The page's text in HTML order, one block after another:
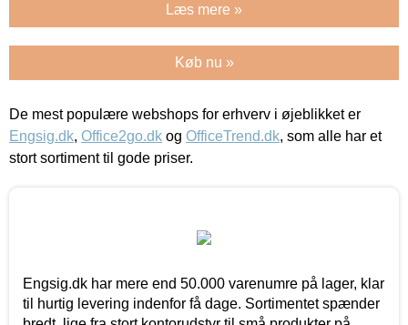
Læs mere »
Køb nu »
De mest populære webshops for erhverv i øjeblikket er
Engsig.dk, Office2go.dk og OfficeTrend.dk, som alle har et
stort sortiment til gode priser.
Engsig.dk har mere end 50.000 varenumre på lager, klar
til hurtig levering indenfor få dage. Sortimentet spænder